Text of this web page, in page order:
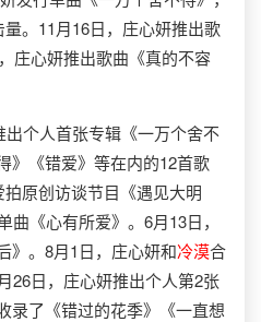
。11月16日，庄心妍推出歌
庄心妍推出歌曲《真的不容
个人首张专辑《一万个舍不
》《错爱》等在内的12首歌
原创访谈节目《遇见大明
《心有所爱》。6月13日，
》。8月1日，庄心妍和冷漠合
26日，庄心妍推出个人第2张
录了《错过的花季》《一直想